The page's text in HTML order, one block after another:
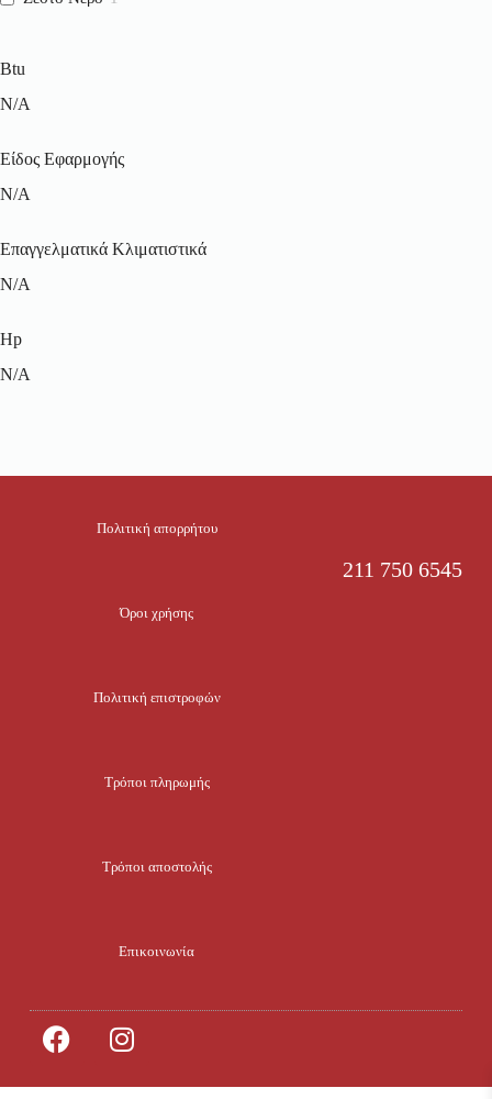
Btu
N/A
Είδος Εφαρμογής
N/A
Επαγγελματικά Κλιματιστικά
N/A
Hp
N/A
Πολιτική απορρήτου
Όροι χρήσης
Πολιτική επιστροφών
Τρόποι πληρωμής
Τρόποι αποστολής
Επικοινωνία
211 750 6545